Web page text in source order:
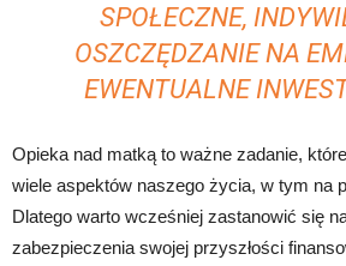
SPOŁECZNE,
OSZCZĘDZANIE NA
EWENTUALNE
Opieka nad matką to ważne zadanie,
wiele aspektów naszego życia, w tym na
Dlatego warto wcześniej zastanowić się
zabezpieczenia swojej przyszłości